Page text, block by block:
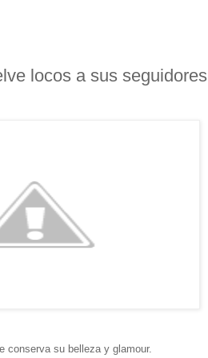
locos a sus seguidores
conserva su belleza y glamour.